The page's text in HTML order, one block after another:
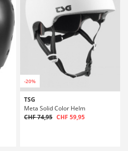
-20%
TSG
Meta Solid Color Helm
CHF 74,95 CHF 59,95